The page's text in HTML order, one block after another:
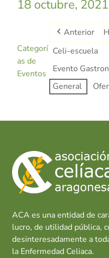
18 octubre, 2021
Anterior
Categorí
as de
Eventos
Celi-escuela
Evento
General
ACA es una entidad de
lucro, de utilidad pública,
desinteresadamente a
la Enfermedad Celiaca.